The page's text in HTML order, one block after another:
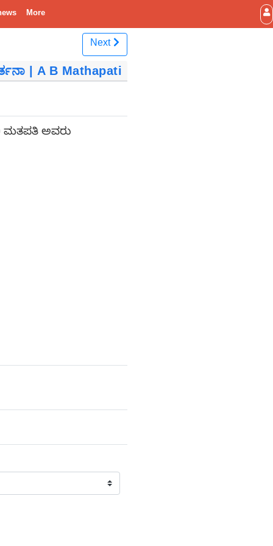
More
Next
| A B Mathapati
ಮತಪತಿ ಅವರು